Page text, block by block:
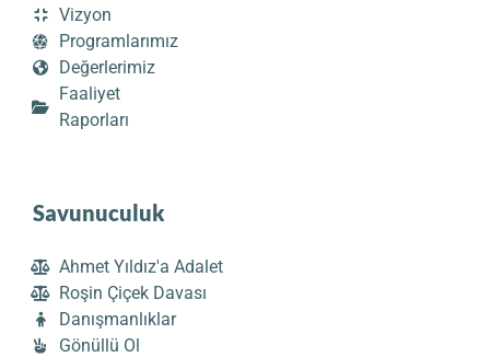
Vizyon
Programlarımız
Değerlerimiz
Faaliyet
Raporları
Savunuculuk
Ahmet Yıldız'a Adalet
Roşin Çiçek Davası
Danışmanlıklar
Gönüllü Ol